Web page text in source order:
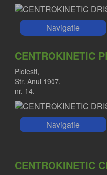
Navigatie
CENTROKINETIC
Ploiesti,
Str. Anul 1907,
nr. 14.
Navigatie
CENTROKINETIC